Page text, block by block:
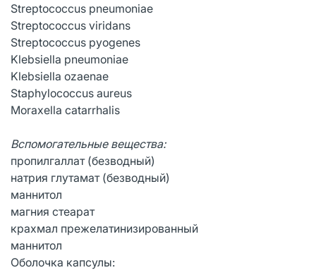
Streptococcus pneumoniae
Streptococcus viridans
Streptococcus pyogenes
Klebsiella pneumoniae
Klebsiella ozaenae
Staphylococcus aureus
Moraxella catarrhalis
Вспомогательные вещества:
пропилгаллат (безводный)
натрия глутамат (безводный)
маннитол
магния стеарат
крахмал прежелатинизированный
маннитол
Оболочка капсулы: